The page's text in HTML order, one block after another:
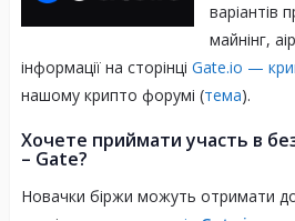
Підписка на канали
Підписатися на
новини – там всі
Ukrainian, де вже є
варіантів
майнінг,
інформації на сторінці Gate.io —
нашому крипто форумі (тема).
Хочете приймати участь в
– Gate?
Новачки біржи можуть отримати